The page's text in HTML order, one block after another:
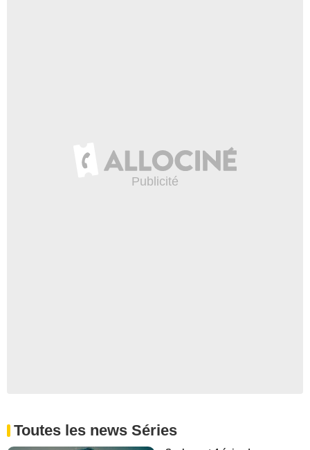
Toutes les news Séries